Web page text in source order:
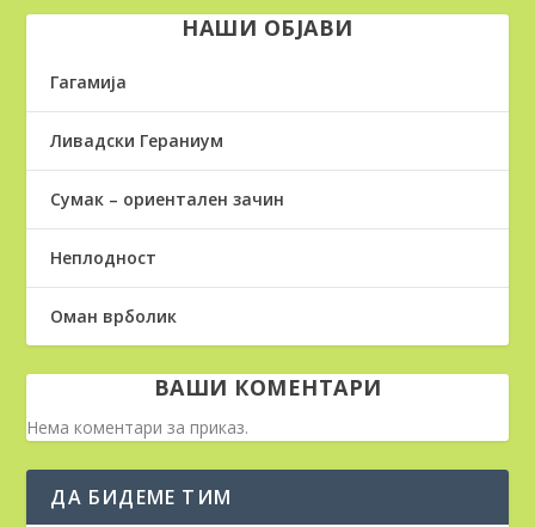
НАШИ ОБЈАВИ
Гагамија
Ливадски Гераниум
Сумак – ориентален зачин
Неплодност
Оман врболик
ВАШИ КОМЕНТАРИ
Нема коментари за приказ.
ДА БИДЕМЕ ТИМ